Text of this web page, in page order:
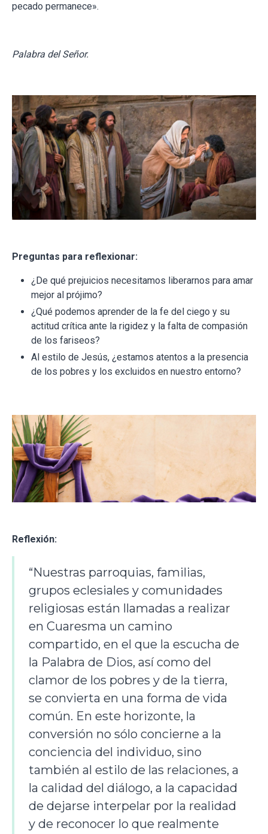
pecado permanece».
Palabra del Señor.
Preguntas para reflexionar:
¿De qué prejuicios necesitamos liberarnos para amar
mejor al prójimo?
¿Qué podemos aprender de la fe del ciego y su
actitud crítica ante la rigidez y la falta de compasión
de los fariseos?
Al estilo de Jesús, ¿estamos atentos a la presencia
de los pobres y los excluidos en nuestro entorno?
Reflexión:
“Nuestras parroquias, familias,
grupos eclesiales y comunidades
religiosas están llamadas a realizar
en Cuaresma un camino
compartido, en el que la escucha de
la Palabra de Dios, así como del
clamor de los pobres y de la tierra,
se convierta en una forma de vida
común. En este horizonte, la
conversión no sólo concierne a la
conciencia del individuo, sino
también al estilo de las relaciones, a
la calidad del diálogo, a la capacidad
de dejarse interpelar por la realidad
y de reconocer lo que realmente